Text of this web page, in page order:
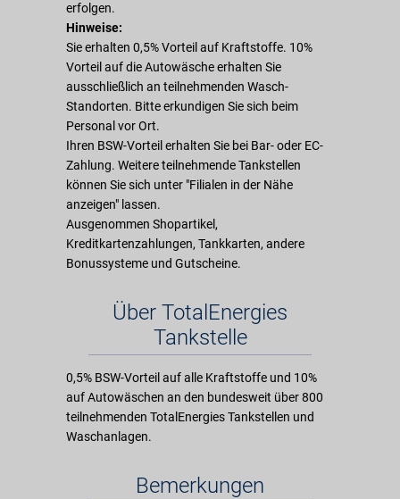
erfolgen.
Hinweise:
Sie erhalten 0,5% Vorteil auf Kraftstoffe. 10%
Vorteil auf die Autowäsche erhalten Sie
ausschließlich an teilnehmenden Wasch-
Standorten. Bitte erkundigen Sie sich beim
Personal vor Ort.
Ihren BSW-Vorteil erhalten Sie bei Bar- oder EC-
Zahlung. Weitere teilnehmende Tankstellen
können Sie sich unter "Filialen in der Nähe
anzeigen" lassen.
Ausgenommen Shopartikel,
Kreditkartenzahlungen, Tankkarten, andere
Bonussysteme und Gutscheine.
Über TotalEnergies
Tankstelle
0,5% BSW-Vorteil auf alle Kraftstoffe und 10%
auf Autowäschen an den bundesweit über 800
teilnehmenden TotalEnergies Tankstellen und
Waschanlagen.
Bemerkungen